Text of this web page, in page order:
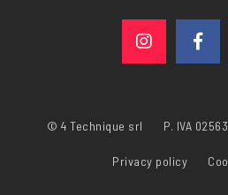
© 4 Technique srl P. IVA
Privacy policy